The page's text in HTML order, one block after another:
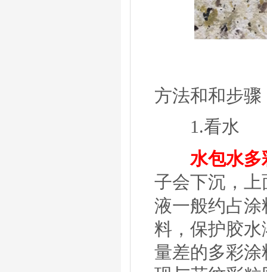
方法和和步骤
1.看水
水包水多
子会下沉，
液一般约占涂
料，保护胶
量差的多彩涂